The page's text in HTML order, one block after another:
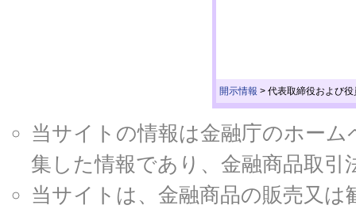
開示情報 > 代表取締役および
当サイトの情報は金融庁のホー
集した情報であり、金融商品取
当サイトは、金融商品の販売又